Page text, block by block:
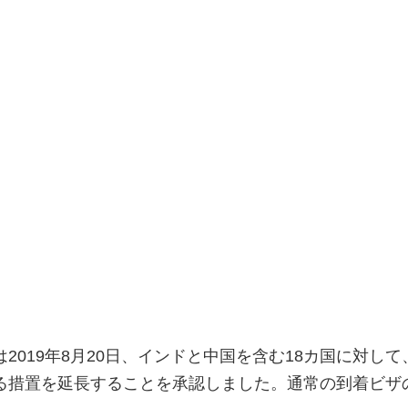
2019年8月20日、インドと中国を含む18カ国に対して
措置を延長することを承認しました。通常の到着ビザ